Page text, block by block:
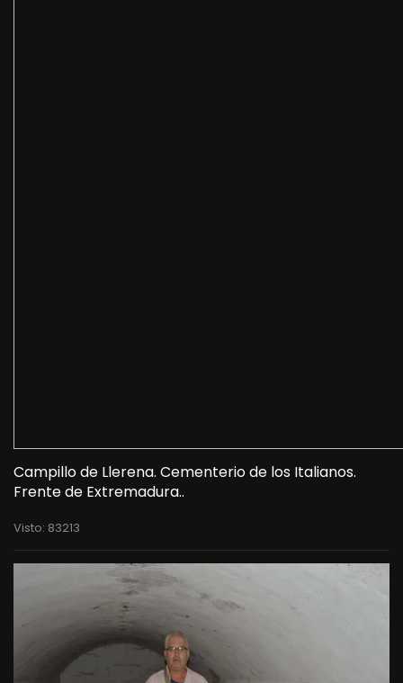
Campillo de Llerena. Cementerio de los Italianos.
Frente de Extremadura..
Visto: 83213